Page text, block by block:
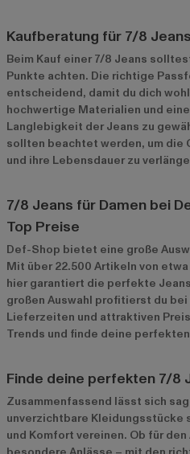
Kaufberatung für 7/8
Beim Kauf einer 7/8 Jeans
Punkte achten. Die richtige
entscheidend, damit du dich
hochwertige Materialien und
Langlebigkeit der Jeans zu
sollten beachtet werden, um die
und ihre Lebensdauer zu
7/8 Jeans für Damen bei
Top Preise
Def-Shop bietet eine große
Mit über 22.500 Artikeln von
hier garantiert die perfekte
großen Auswahl profitierst du
Lieferzeiten und attraktiven
Trends und finde deine
Finde deine perfekten 7/8
Zusammenfassend lässt sich
unverzichtbare Kleidungsstücke
und Komfort vereinen. Ob für